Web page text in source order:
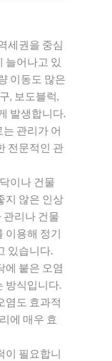
세권을 중심
늘어나고 있
이동도 많은
, 보도블럭,
발생합니다.
관리가 어
전문적인 관
이나 건물
지 않은 인상
관리나 건물
이용해 정기
있습니다.
에 붙은 오염
방식입니다.
염도 효과적
에 매우 효
이 필요합니